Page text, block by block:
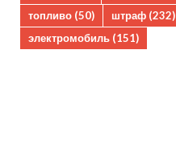
топливо (50) штраф (232)
электромобиль (151)